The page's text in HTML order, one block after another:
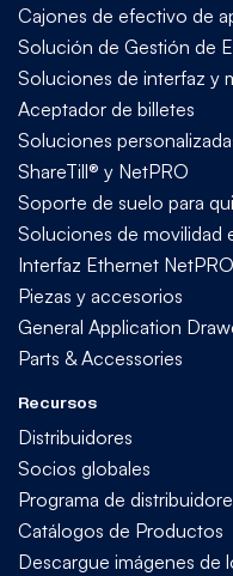
Cajones de efectivo de
Solución de Gestión de
Soluciones de interfaz y
Aceptador de billetes
Soluciones
ShareTill® y NetPRO
Soporte de suelo para
Soluciones de movilidad
Interfaz Ethernet NetPRO
Piezas y accesorios
General Application
Parts & Accessories
Recursos
Distribuidores
Socios globales
Programa de
Catálogos de Productos
Descargue imágenes de